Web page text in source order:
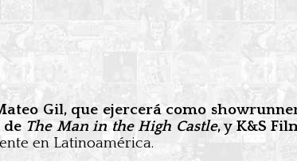
Gil, que ejercerá como
de The Man in the High Castle, y K&S
en Latinoamérica.